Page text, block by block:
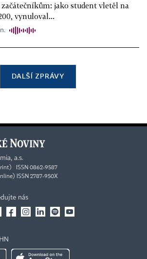
jako student vletěl na
vynuloval...
DALŠÍ ZPRÁVY
a.s.
ISSN 0862-9587
ISSN 2787-950X
nás